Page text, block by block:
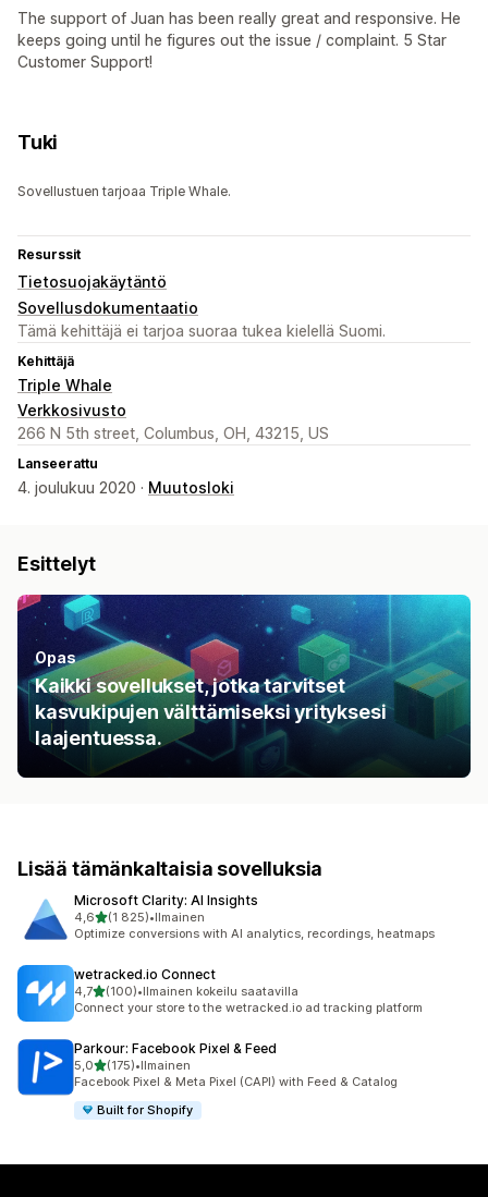
The support of Juan has been really great and responsive. He
keeps going until he figures out the issue / complaint. 5 Star
Customer Support!
Tuki
Sovellustuen tarjoaa Triple Whale.
Resurssit
Tietosuojakäytäntö
Sovellusdokumentaatio
Tämä kehittäjä ei tarjoa suoraa tukea kielellä Suomi.
Kehittäjä
Triple Whale
Verkkosivusto
266 N 5th street, Columbus, OH, 43215, US
Lanseerattu
4. joulukuu 2020 · Muutosloki
Esittelyt
Opas
Kaikki sovellukset, jotka tarvitset
kasvukipujen välttämiseksi yrityksesi
laajentuessa.
Lisää tämänkaltaisia sovelluksia
Microsoft Clarity: AI Insights
4,6/ 5 tähteä
(1 825)
1825 arvostelua yhteensä
•Ilmainen
Optimize conversions with AI analytics, recordings, heatmaps
wetracked.io Connect
4,7/ 5 tähteä
(100)
100 arvostelua yhteensä
•Ilmainen kokeilu saatavilla
Connect your store to the wetracked.io ad tracking platform
Parkour: Facebook Pixel & Feed
5,0/ 5 tähteä
(175)
175 arvostelua yhteensä
•Ilmainen
Facebook Pixel & Meta Pixel (CAPI) with Feed & Catalog
Built for Shopify